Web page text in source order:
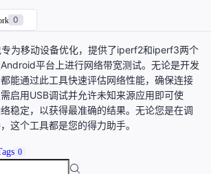
0
为移动设备优化，提供了iperf2和iperf3两个
平台上进行网络带宽测试。无论是开发
能通过此工具快速评估网络性能，确保连接
启用USB调试并允许未知来源应用即可使
稳定，以获得最准确的结果。无论您是在调
这个工具都是您的得力助手。
0